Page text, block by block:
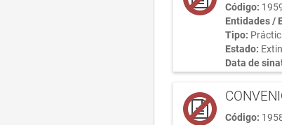
Código:
Entidades /
Tipo:
Estado:
Data de
Código: